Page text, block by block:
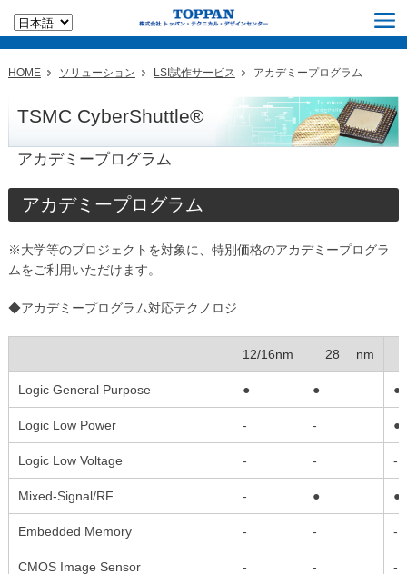
HOME ソリューション LSI試作サービス アカデミープログラム
TSMC CyberShuttle®
アカデミープログラム
アカデミープログラム
※大学等のプロジェクトを対象に、特別価格のアカデミープログラ
ムをご利用いただけます。
◆アカデミープログラム対応テクノロジ
12/16nm 28 nm
Logic General Purpose ● ● ●
Logic Low Power - - ●
Logic Low Voltage - - -
Mixed-Signal/RF - ● ●
Embedded Memory - - -
CMOS Image Sensor - - -